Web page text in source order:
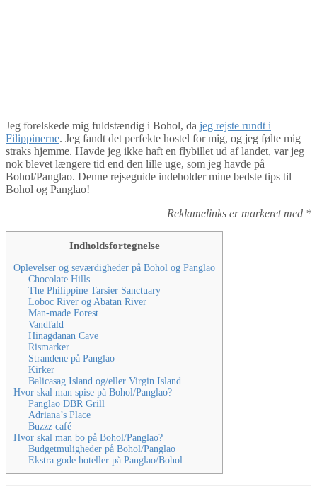
Jeg forelskede mig fuldstændig i Bohol, da jeg rejste rundt i
Filippinerne. Jeg fandt det perfekte hostel for mig, og jeg følte mig
straks hjemme. Havde jeg ikke haft en flybillet ud af landet, var jeg
nok blevet længere tid end den lille uge, som jeg havde på
Bohol/Panglao. Denne rejseguide indeholder mine bedste tips til
Bohol og Panglao!
Reklamelinks er markeret med *
Indholdsfortegnelse
Oplevelser og seværdigheder på Bohol og Panglao
Chocolate Hills
The Philippine Tarsier Sanctuary
Loboc River og Abatan River
Man-made Forest
Vandfald
Hinagdanan Cave
Rismarker
Strandene på Panglao
Kirker
Balicasag Island og/eller Virgin Island
Hvor skal man spise på Bohol/Panglao?
Panglao DBR Grill
Adriana’s Place
Buzzz café
Hvor skal man bo på Bohol/Panglao?
Budgetmuligheder på Bohol/Panglao
Ekstra gode hoteller på Panglao/Bohol